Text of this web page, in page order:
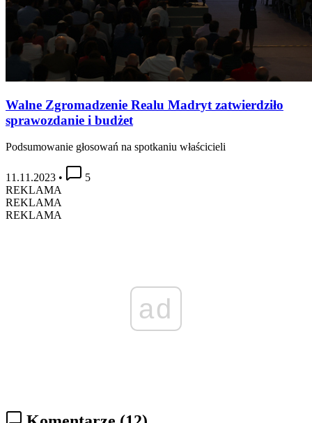
Walne Zgromadzenie Realu Madryt zatwierdziło
sprawozdanie i budżet
Podsumowanie głosowań na spotkaniu właścicieli
11.11.2023 •
5
REKLAMA
REKLAMA
REKLAMA
ad